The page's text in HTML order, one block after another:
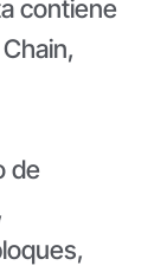
contiene
de